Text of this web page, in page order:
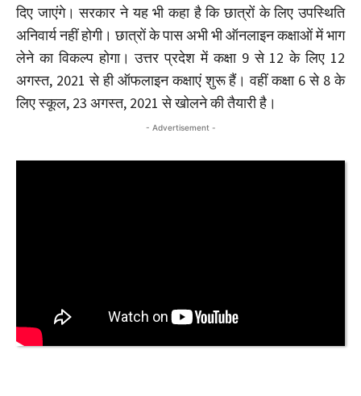
दिए जाएंगे। सरकार ने यह भी कहा है कि छात्रों के लिए उपस्थिति
अनिवार्य नहीं होगी। छात्रों के पास अभी भी ऑनलाइन कक्षाओं में भाग
लेने का विकल्प होगा। उत्तर प्रदेश में कक्षा 9 से 12 के लिए 12
अगस्त, 2021 से ही ऑफलाइन कक्षाएं शुरू हैं। वहीं कक्षा 6 से 8 के
लिए स्कूल, 23 अगस्त, 2021 से खोलने की तैयारी है।
- Advertisement -